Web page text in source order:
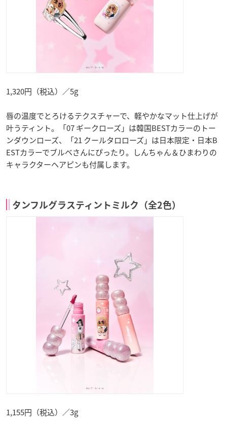
1,320円（税込）／5g
唇の温度でとろけるテクスチャーで、軽やかなマット仕上げが
叶うティント。「07 ギークローズ」は韓国BESTカラーのトー
ンダウンローズ、「21 クールタロローズ」は日本限定・日本B
ESTカラーでブルベさんにぴったり。しんちゃん＆ひまわりの
キャラクターヘアピンも付属します。
タンフルグラスティントミルク（全2色）
1,155円（税込）／3g